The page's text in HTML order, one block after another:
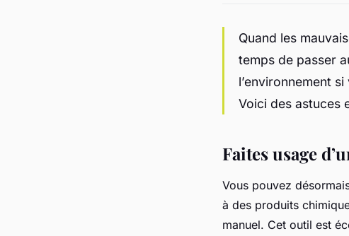
Quand les
temps de passer
l’environnement
Voici des astuces
Faites usage
Vous pouvez
à des produits
manuel. Cet outil est